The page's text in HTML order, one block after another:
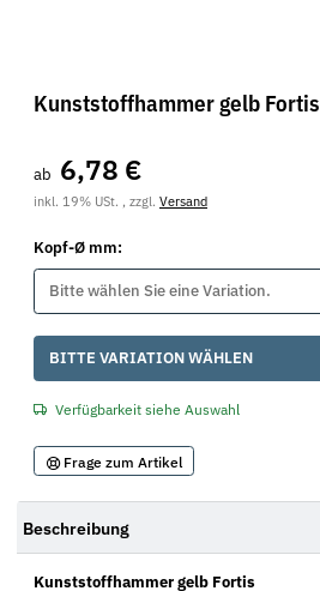
Kunststoffhammer gelb Fortis
ab 6,78 €
inkl. 19% USt. , zzgl. Versand
Kopf-Ø mm:
Bitte wählen Sie eine Variation.
x
BITTE VARIATION WÄHLEN
Verfügbarkeit siehe Auswahl
Frage zum Artikel
Beschreibung
Kunststoffhammer gelb Fortis